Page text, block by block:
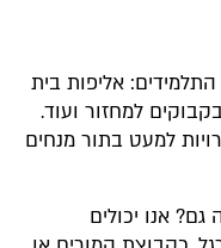
אליפות בית
למחזור ועוד.
למעט בתור מנחים
אנו יכולים